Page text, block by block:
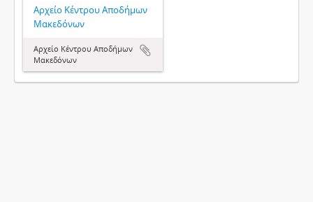
Αρχείο Κέντρου Αποδήμων
Μακεδόνων
Αρχείο Κέντρου Αποδήμων
Μακεδόνων